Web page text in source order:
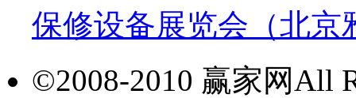
保修设备展览会（北京
©2008-2010 赢家网All